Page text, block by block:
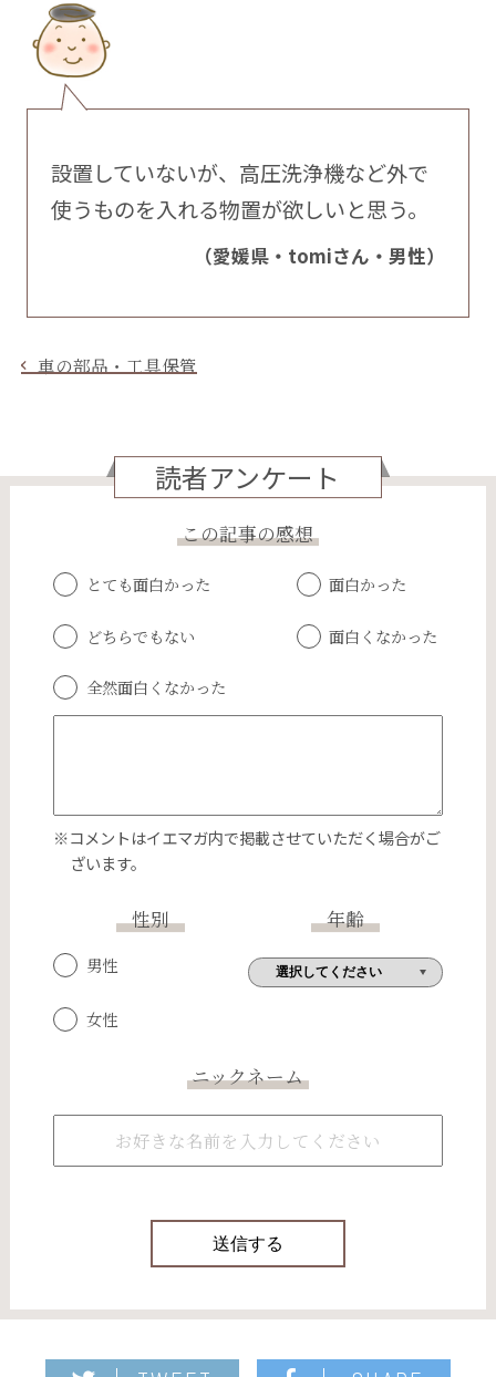
設置していないが、高圧洗浄機など外で
使うものを入れる物置が欲しいと思う。
（愛媛県・tomiさん・男性）
車の部品・工具保管
読者アンケート
この記事の感想
とても面白かった 面白かった
どちらでもない 面白くなかった
全然面白くなかった
※コメントはイエマガ内で掲載させていただく場合がご
ざいます。
性別
男性
女性
年齢
ニックネーム